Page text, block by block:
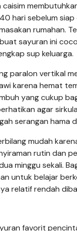
caisim
hari sebelum
rumahan.
sayuran ini
sup keluarga.
paralon vertikal
karena hemat
yang cukup
agar
serangan hama
mudah
rutin dan
minggu sekali.
untuk belajar
relatif rendah
favorit